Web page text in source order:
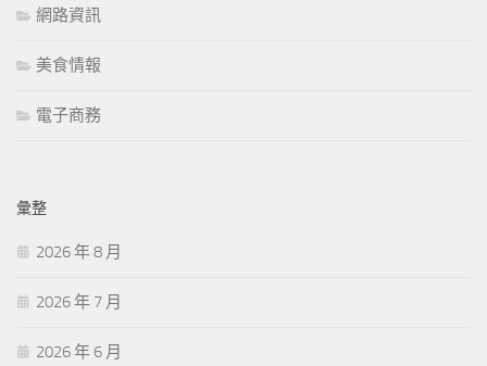
網路資訊
美食情報
電子商務
彙整
2026 年 8 月
2026 年 7 月
2026 年 6 月